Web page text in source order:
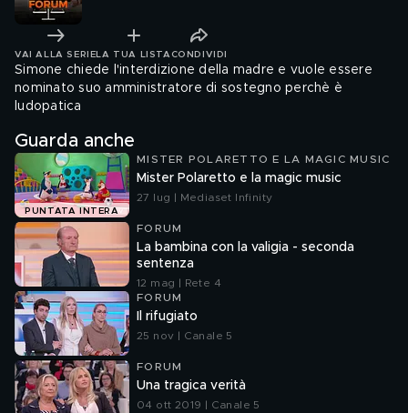
VAI ALLA SERIE LA TUA LISTA CONDIVIDI
Simone chiede l'interdizione della madre e vuole essere
nominato suo amministratore di sostegno perchè è
ludopatica
Guarda anche
PUNTATA INTERA
MISTER POLARETTO E LA MAGIC MUSIC
Mister Polaretto e la magic music
27 lug | Mediaset Infinity
FORUM
La bambina con la valigia - seconda
sentenza
12 mag | Rete 4
FORUM
Il rifugiato
25 nov | Canale 5
FORUM
Una tragica verità
04 ott 2019 | Canale 5